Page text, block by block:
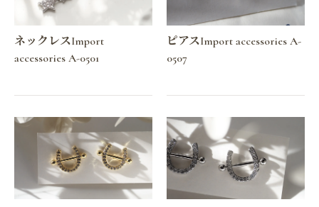
ネックレスImport
accessories A-0501
ピアスImport accessories A-
0507